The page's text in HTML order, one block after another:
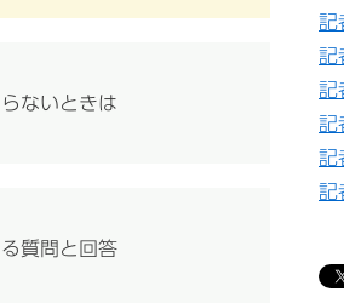
記
記
記
記
記
記
ないときは
質問と回答